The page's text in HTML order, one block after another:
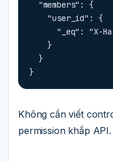
    }
}
Không cần viết
permission khắp